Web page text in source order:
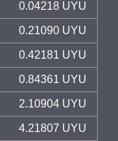
0.04218 UYU
0.21090 UYU
0.42181 UYU
0.84361 UYU
2.10904 UYU
4.21807 UYU